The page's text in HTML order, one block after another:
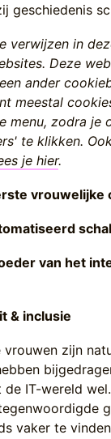
geschiedenis
verwijzen in
Deze
ander
meestal
menu, zodra je
te klikken.
je hier.
van het
& inclusie
vrouwen zijn
de IT-wereld
vaker te